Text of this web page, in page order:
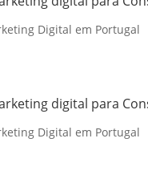
Digital em Portugal
digital para
Digital em Portugal